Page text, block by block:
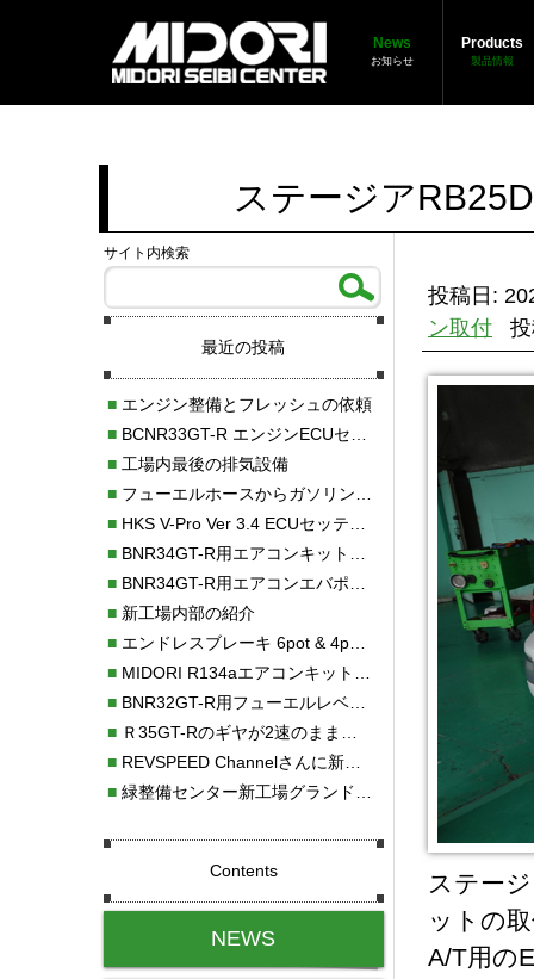
News
お知らせ
Products
製品情報
ステージア
投稿日:
ン取付
ステー
ットの
A/T用の
サイト内検索
最近の投稿
■エンジン整備とフレッシュの依頼
■BCNR33GT-R エンジンECUセッティング調整
■工場内最後の排気設備
■フューエルホースからガソリン漏れ
■HKS V-Pro Ver 3.4 ECUセッティング
■BNR34GT-R用エアコンキット新発売！！
■BNR34GT-R用エアコンエバポレーターを新発売！！
■新工場内部の紹介
■エンドレスブレーキ 6pot & 4potオーバーホール
■MIDORI R134aエアコンキットタイプⅡ取り付け
■BNR32GT-R用フューエルレベルセンサー新発売！！
■Ｒ35GT-Rのギヤが2速のまま変速しない！！
■REVSPEED Channelさんに新社屋を紹介していただきました!!
■緑整備センター新工場グランドオープン・続報
Contents
NEWS